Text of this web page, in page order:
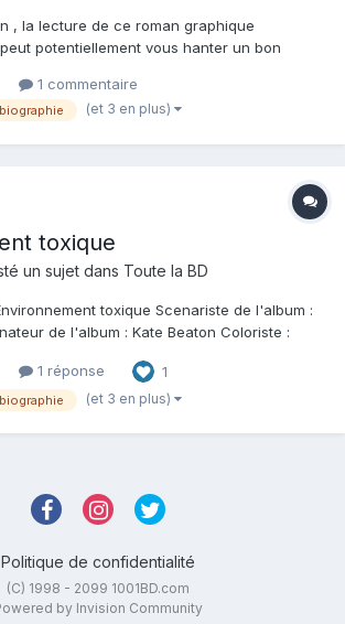
, la lecture de ce roman graphique
potentiellement vous hanter un bon
femme est à couper le souffle et la
Haddock . Kate Beaton , fraîchement
1 commentaire
(et 3 en plus)
toxique
un sujet dans Toute la BD
toxique Scenariste de l'album :
de l'album : Kate Beaton Coloriste :
étudiant, Kate n'a guère le choix : elle doit
1 réponse 1
(et 3 en plus)
Politique de confidentialité
(C) 1998 - 2099 1001BD.com
by Invision Community